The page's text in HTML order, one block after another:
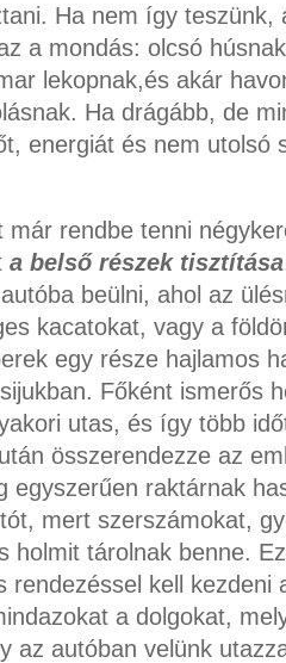
Ha nem így teszünk,
a mondás: olcsó
lekopnak,és akár
Ha drágább, de
energiát és nem utolsó
már rendbe tenni
a belső részek tisztítása
beülni, ahol az
kacatokat, vagy a
egy része hajlamos
Főként ismerős
utas, és így több
összerendezze az
egyszerűen raktárnak
mert szerszámokat,
holmit tárolnak benne.
rendezéssel kell
a dolgokat,
az autóban velünk